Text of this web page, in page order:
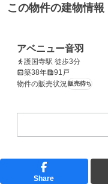
この物件の建物情報
アベニュー音羽
護国寺駅 徒歩3分
築38年
91戸
物件の販売状況販売待ち
Share